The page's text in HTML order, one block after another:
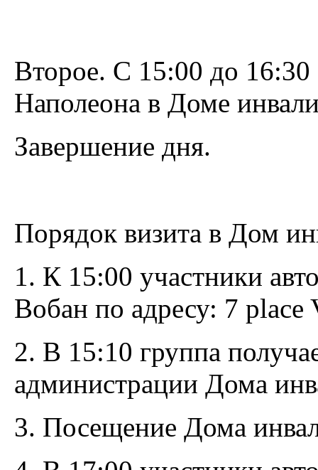
Второе. С 15:00 до
Наполеона в Доме
Завершение дня.
Порядок визита в Дом
1. К 15:00 участники
Вобан по адресу: 7 place
2. В 15:10 группа
администрации Дома
3. Посещение Дома